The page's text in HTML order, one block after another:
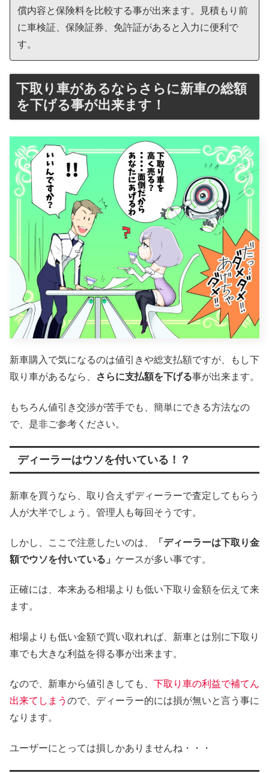
償内容と保険料を比較する事が出来ます。見積もり前
に車検証、保険証券、免許証があると入力に便利で
す。
下取り車があるならさらに新車の総額
を下げる事が出来ます！
新車購入で気になるのは値引きや総支払額ですが、もし下
取り車があるなら、
さらに支払額を下げる事が出来ます。
もちろん値引き交渉が苦手でも、簡単にできる方法なの
で、是非ご参考ください。
ディーラーはウソを付いている！？
新車を買うなら、取り合えずディーラーで査定してもらう
人が大半でしょう。管理人も毎回そうです。
しかし、ここで注意したいのは、
「ディーラーは下取り金
額でウソを付いている」 ケースが多い事です。
正確には、本来ある相場よりも低い下取り金額を伝えて来
ます。
相場よりも低い金額で買い取れれば、新車とは別に下取り
車でも大きな利益を得る事が出来ます。
なので、新車から値引きしても、 下取り車の利益で補てん
出来てしまう ので、ディーラー的には損が無いと言う事に
なります。
ユーザーにとっては損しかありませんね・・・